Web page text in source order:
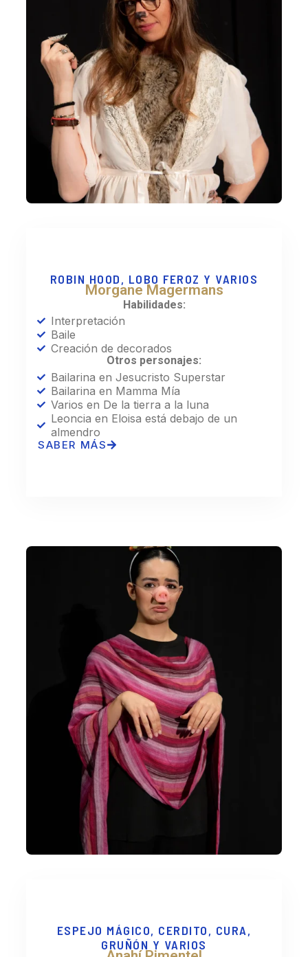
ROBIN HOOD, LOBO FEROZ Y VARIOS
Morgane Magermans
Habilidades:
Interpretación
Baile
Creación de decorados
Otros personajes:
Bailarina en Jesucristo Superstar
Bailarina en Mamma Mía
Varios en De la tierra a la luna
Leoncia en Eloisa está debajo de un
almendro
SABER MÁS
ESPEJO MÁGICO, CERDITO, CURA,
GRUÑÓN Y VARIOS